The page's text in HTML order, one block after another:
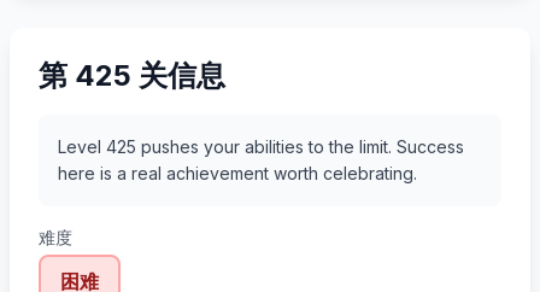
第 425 关信息
Level 425 pushes your abilities to the limit. Success
here is a real achievement worth celebrating.
难度
困难